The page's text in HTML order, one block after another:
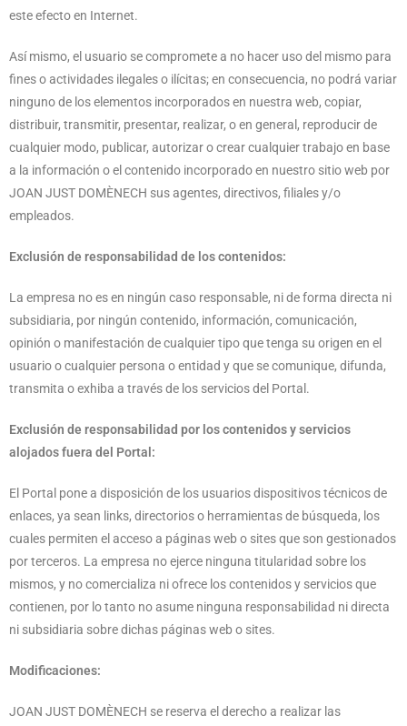
este efecto en Internet.
Así mismo, el usuario se compromete a no hacer uso del mismo para
fines o actividades ilegales o ilícitas; en consecuencia, no podrá variar
ninguno de los elementos incorporados en nuestra web, copiar,
distribuir, transmitir, presentar, realizar, o en general, reproducir de
cualquier modo, publicar, autorizar o crear cualquier trabajo en base
a la información o el contenido incorporado en nuestro sitio web por
JOAN JUST DOMÈNECH sus agentes, directivos, filiales y/o
empleados.
Exclusión de responsabilidad de los contenidos:
La empresa no es en ningún caso responsable, ni de forma directa ni
subsidiaria, por ningún contenido, información, comunicación,
opinión o manifestación de cualquier tipo que tenga su origen en el
usuario o cualquier persona o entidad y que se comunique, difunda,
transmita o exhiba a través de los servicios del Portal.
Exclusión de responsabilidad por los contenidos y servicios
alojados fuera del Portal:
El Portal pone a disposición de los usuarios dispositivos técnicos de
enlaces, ya sean links, directorios o herramientas de búsqueda, los
cuales permiten el acceso a páginas web o sites que son gestionados
por terceros. La empresa no ejerce ninguna titularidad sobre los
mismos, y no comercializa ni ofrece los contenidos y servicios que
contienen, por lo tanto no asume ninguna responsabilidad ni directa
ni subsidiaria sobre dichas páginas web o sites.
Modificaciones:
JOAN JUST DOMÈNECH se reserva el derecho a realizar las